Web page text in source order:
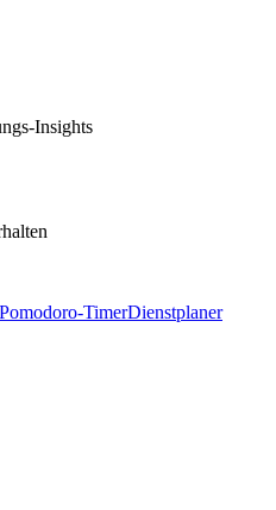
Insights
Pomodoro-TimerDienstplaner